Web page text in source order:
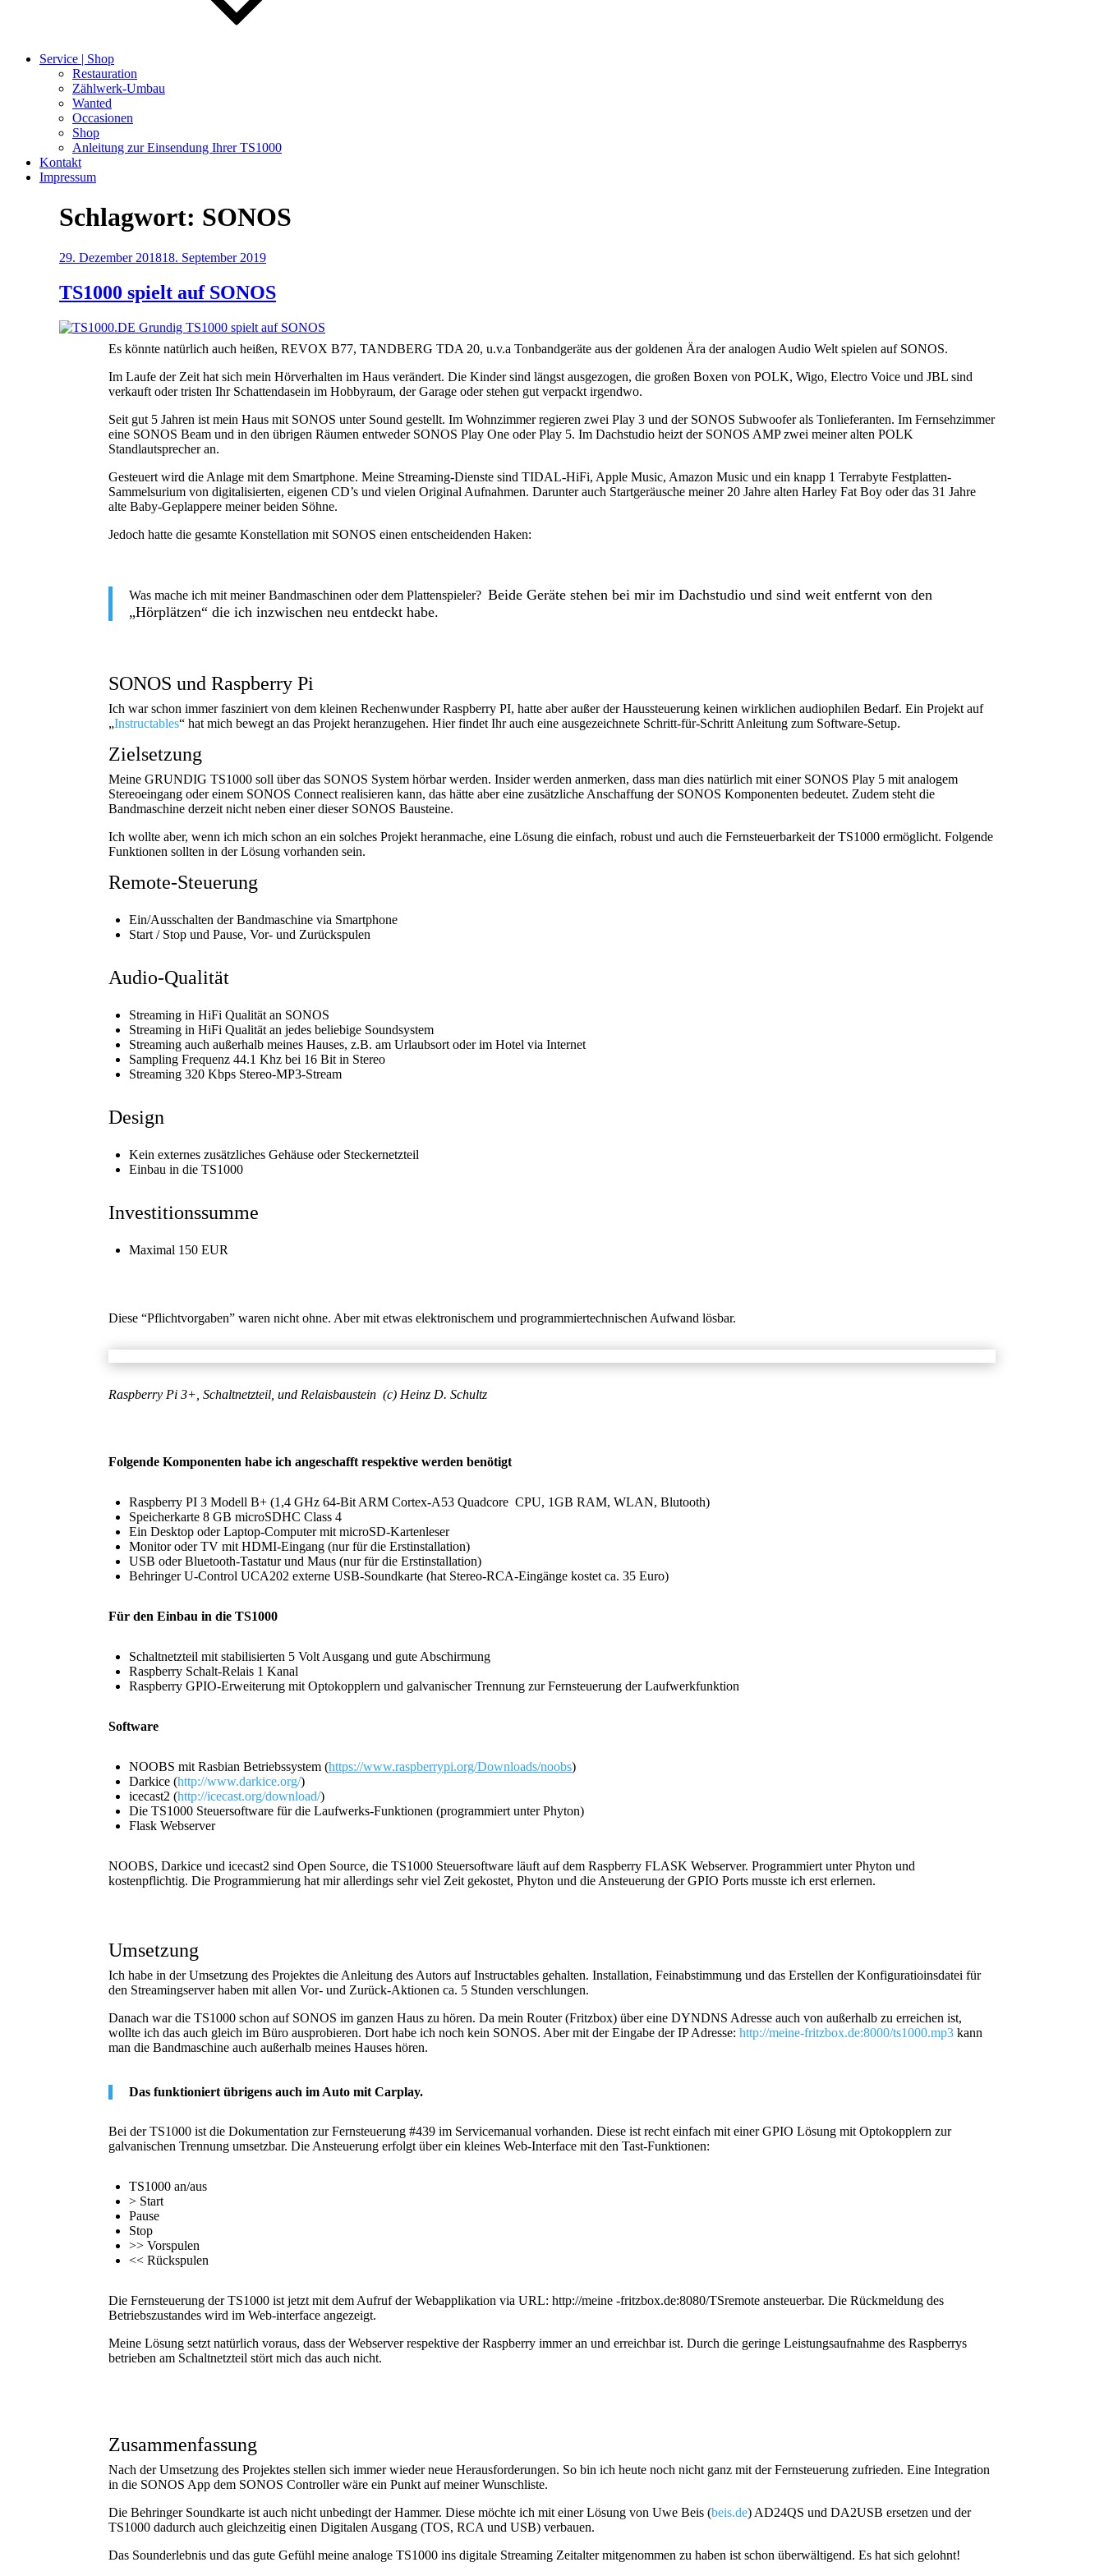
Service | Shop
Restauration
Zählwerk-Umbau
Wanted
Occasionen
Shop
Anleitung zur Einsendung Ihrer TS1000
Kontakt
Impressum
Schlagwort: SONOS
Veröffentlicht
29. Dezember 201818. September 2019
TS1000 spielt auf SONOS
Es könnte natürlich auch heißen, REVOX B77, TANDBERG TDA 20, u.v.a Tonbandgeräte aus der goldenen Ära der analogen Audio Welt spielen auf SONOS.
Im Laufe der Zeit hat sich mein Hörverhalten im Haus verändert. Die Kinder sind längst ausgezogen, die großen Boxen von POLK, Wigo, Electro Voice und JBL sind
verkauft oder tristen Ihr Schattendasein im Hobbyraum, der Garage oder stehen gut verpackt irgendwo.
Seit gut 5 Jahren ist mein Haus mit SONOS unter Sound gestellt. Im Wohnzimmer regieren zwei Play 3 und der SONOS Subwoofer als Tonlieferanten. Im Fernsehzimmer
eine SONOS Beam und in den übrigen Räumen entweder SONOS Play One oder Play 5. Im Dachstudio heizt der SONOS AMP zwei meiner alten POLK
Standlautsprecher an.
Gesteuert wird die Anlage mit dem Smartphone. Meine Streaming-Dienste sind TIDAL-HiFi, Apple Music, Amazon Music und ein knapp 1 Terrabyte Festplatten-
Sammelsurium von digitalisierten, eigenen CD’s und vielen Original Aufnahmen. Darunter auch Startgeräusche meiner 20 Jahre alten Harley Fat Boy oder das 31 Jahre
alte Baby-Geplappere meiner beiden Söhne.
Jedoch hatte die gesamte Konstellation mit SONOS einen entscheidenden Haken:
Was mache ich mit meiner Bandmaschinen oder dem Plattenspieler? Beide Geräte stehen bei mir im Dachstudio und sind weit entfernt von den
„Hörplätzen“ die ich inzwischen neu entdeckt habe.
SONOS und Raspberry Pi
Ich war schon immer fasziniert von dem kleinen Rechenwunder Raspberry PI, hatte aber außer der Haussteuerung keinen wirklichen audiophilen Bedarf. Ein Projekt auf
„Instructables“ hat mich bewegt an das Projekt heranzugehen. Hier findet Ihr auch eine ausgezeichnete Schritt-für-Schritt Anleitung zum Software-Setup.
Zielsetzung
Meine GRUNDIG TS1000 soll über das SONOS System hörbar werden. Insider werden anmerken, dass man dies natürlich mit einer SONOS Play 5 mit analogem
Stereoeingang oder einem SONOS Connect realisieren kann, das hätte aber eine zusätzliche Anschaffung der SONOS Komponenten bedeutet. Zudem steht die
Bandmaschine derzeit nicht neben einer dieser SONOS Bausteine.
Ich wollte aber, wenn ich mich schon an ein solches Projekt heranmache, eine Lösung die einfach, robust und auch die Fernsteuerbarkeit der TS1000 ermöglicht. Folgende
Funktionen sollten in der Lösung vorhanden sein.
Remote-Steuerung
Ein/Ausschalten der Bandmaschine via Smartphone
Start / Stop und Pause, Vor- und Zurückspulen
Audio-Qualität
Streaming in HiFi Qualität an SONOS
Streaming in HiFi Qualität an jedes beliebige Soundsystem
Streaming auch außerhalb meines Hauses, z.B. am Urlaubsort oder im Hotel via Internet
Sampling Frequenz 44.1 Khz bei 16 Bit in Stereo
Streaming 320 Kbps Stereo-MP3-Stream
Design
Kein externes zusätzliches Gehäuse oder Steckernetzteil
Einbau in die TS1000
Investitionssumme
Maximal 150 EUR
Diese “Pflichtvorgaben” waren nicht ohne. Aber mit etwas elektronischem und programmiertechnischen Aufwand lösbar.
Raspberry Pi 3+, Schaltnetzteil, und Relaisbaustein (c) Heinz D. Schultz
Folgende Komponenten habe ich angeschafft respektive werden benötigt
Raspberry PI 3 Modell B+ (1,4 GHz 64-Bit ARM Cortex-A53 Quadcore CPU, 1GB RAM, WLAN, Blutooth)
Speicherkarte 8 GB microSDHC Class 4
Ein Desktop oder Laptop-Computer mit microSD-Kartenleser
Monitor oder TV mit HDMI-Eingang (nur für die Erstinstallation)
USB oder Bluetooth-Tastatur und Maus (nur für die Erstinstallation)
Behringer U-Control UCA202 externe USB-Soundkarte (hat Stereo-RCA-Eingänge kostet ca. 35 Euro)
Für den Einbau in die TS1000
Schaltnetzteil mit stabilisierten 5 Volt Ausgang und gute Abschirmung
Raspberry Schalt-Relais 1 Kanal
Raspberry GPIO-Erweiterung mit Optokopplern und galvanischer Trennung zur Fernsteuerung der Laufwerkfunktion
Software
NOOBS mit Rasbian Betriebssystem (https://www.raspberrypi.org/Downloads/noobs)
Darkice (http://www.darkice.org/)
icecast2 (http://icecast.org/download/)
Die TS1000 Steuersoftware für die Laufwerks-Funktionen (programmiert unter Phyton)
Flask Webserver
NOOBS, Darkice und icecast2 sind Open Source, die TS1000 Steuersoftware läuft auf dem Raspberry FLASK Webserver. Programmiert unter Phyton und
kostenpflichtig. Die Programmierung hat mir allerdings sehr viel Zeit gekostet, Phyton und die Ansteuerung der GPIO Ports musste ich erst erlernen.
Umsetzung
Ich habe in der Umsetzung des Projektes die Anleitung des Autors auf Instructables gehalten. Installation, Feinabstimmung und das Erstellen der Konfiguratioinsdatei für
den Streamingserver haben mit allen Vor- und Zurück-Aktionen ca. 5 Stunden verschlungen.
Danach war die TS1000 schon auf SONOS im ganzen Haus zu hören. Da mein Router (Fritzbox) über eine DYNDNS Adresse auch von außerhalb zu erreichen ist,
wollte ich das auch gleich im Büro ausprobieren. Dort habe ich noch kein SONOS. Aber mit der Eingabe der IP Adresse: http://meine-fritzbox.de:8000/ts1000.mp3 kann
man die Bandmaschine auch außerhalb meines Hauses hören.
Das funktioniert übrigens auch im Auto mit Carplay.
Bei der TS1000 ist die Dokumentation zur Fernsteuerung #439 im Servicemanual vorhanden. Diese ist recht einfach mit einer GPIO Lösung mit Optokopplern zur
galvanischen Trennung umsetzbar. Die Ansteuerung erfolgt über ein kleines Web-Interface mit den Tast-Funktionen:
TS1000 an/aus
> Start
Pause
Stop
>> Vorspulen
<< Rückspulen
Die Fernsteuerung der TS1000 ist jetzt mit dem Aufruf der Webapplikation via URL: http://meine -fritzbox.de:8080/TSremote ansteuerbar. Die Rückmeldung des
Betriebszustandes wird im Web-interface angezeigt.
Meine Lösung setzt natürlich voraus, dass der Webserver respektive der Raspberry immer an und erreichbar ist. Durch die geringe Leistungsaufnahme des Raspberrys
betrieben am Schaltnetzteil stört mich das auch nicht.
Zusammenfassung
Nach der Umsetzung des Projektes stellen sich immer wieder neue Herausforderungen. So bin ich heute noch nicht ganz mit der Fernsteuerung zufrieden. Eine Integration
in die SONOS App dem SONOS Controller wäre ein Punkt auf meiner Wunschliste.
Die Behringer Soundkarte ist auch nicht unbedingt der Hammer. Diese möchte ich mit einer Lösung von Uwe Beis (beis.de) AD24QS und DA2USB ersetzen und der
TS1000 dadurch auch gleichzeitig einen Digitalen Ausgang (TOS, RCA und USB) verbauen.
Das Sounderlebnis und das gute Gefühl meine analoge TS1000 ins digitale Streaming Zeitalter mitgenommen zu haben ist schon überwältigend. Es hat sich gelohnt!